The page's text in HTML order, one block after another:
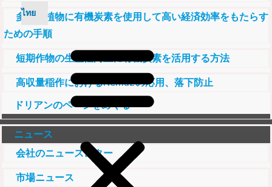
ไทย
多年生植物に有機炭素を使用して高い経済効率をもたらす
ための手順
短期作物の生産性向上に有機炭素を活用する方法
高収量稲作におけるNema2の応用、落下防止
ドリアンのページをめくる
ニュース
会社のニュースレター
市場ニュース